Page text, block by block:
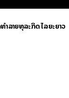
ຳລາຍທຸລະກິດ ໄລຍະຍາວ